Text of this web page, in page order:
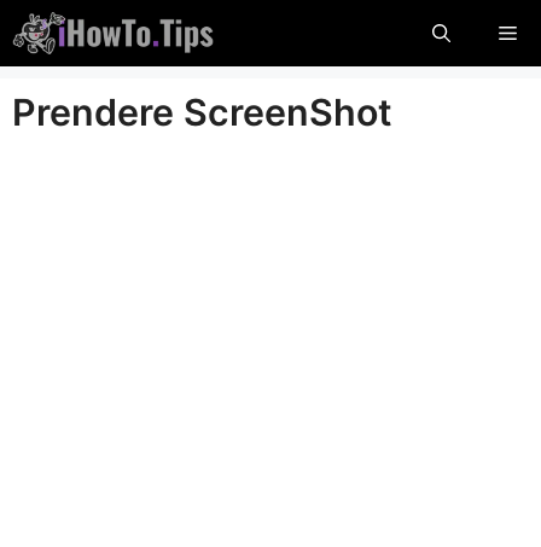
Salta
al
contenuto
Prendere ScreenShot